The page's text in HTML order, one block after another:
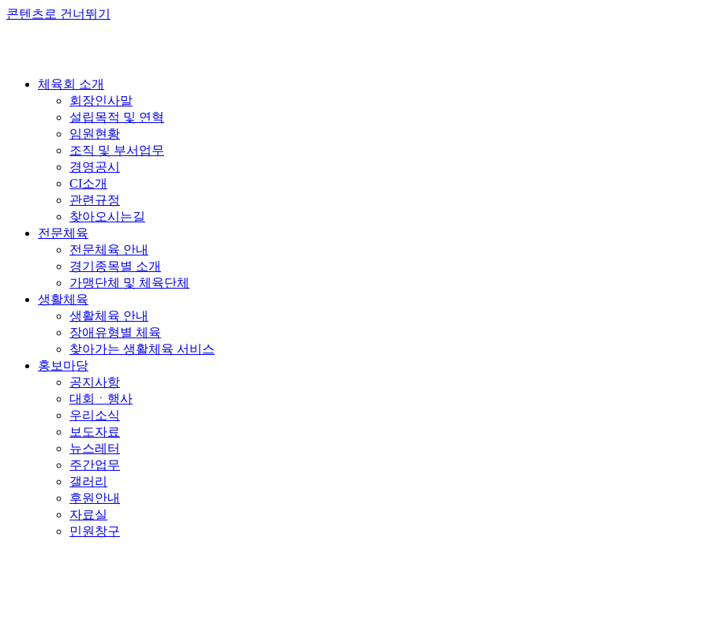
콘텐츠로 건너뛰기
체육회 소개
회장인사말
설립목적 및 연혁
임원현황
조직 및 부서업무
경영공시
CI소개
관련규정
찾아오시는길
전문체육
전문체육 안내
경기종목별 소개
가맹단체 및 체육단체
생활체육
생활체육 안내
장애유형별 체육
찾아가는 생활체육 서비스
홍보마당
공지사항
대회ㆍ행사
우리소식
보도자료
뉴스레터
주간업무
갤러리
후원안내
자료실
민원창구